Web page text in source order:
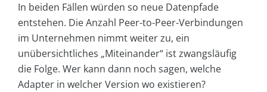
In beiden Fällen würden so neue Datenpfade
entstehen. Die Anzahl Peer-to-Peer-Verbindungen
im Unternehmen nimmt weiter zu, ein
unübersichtliches „Miteinander“ ist zwangsläufig
die Folge. Wer kann dann noch sagen, welche
Adapter in welcher Version wo existieren?